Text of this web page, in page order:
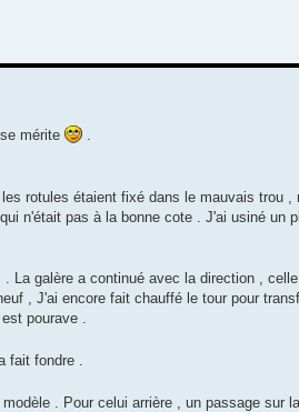
mérite
.
rotules étaient fixé dans le mauvais trou ,
n'était pas à la bonne cote . J'ai usiné un
La galère a continué avec la direction ,
, J'ai encore fait chauffé le tour pour
pourave .
fondre .
. Pour celui arrière , un passage sur